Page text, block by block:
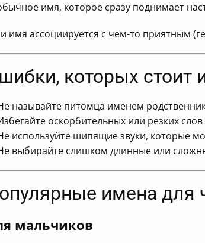
имя, которое сразу поднимает
имя ассоциируется с чем-то приятным
которых стоит
называйте питомца именем
оскорбительных или резких
используйте шипящие звуки, которые
выбирайте слишком длинные или
имена для
мальчиков